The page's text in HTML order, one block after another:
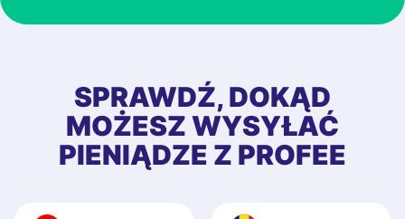
at Profee is very
first started
app, and they
quick to provide
and helpful
SPRAWDŹ, DOKĄD
MOŻESZ WYSYŁAĆ
PIENIĄDZE Z PROFEE